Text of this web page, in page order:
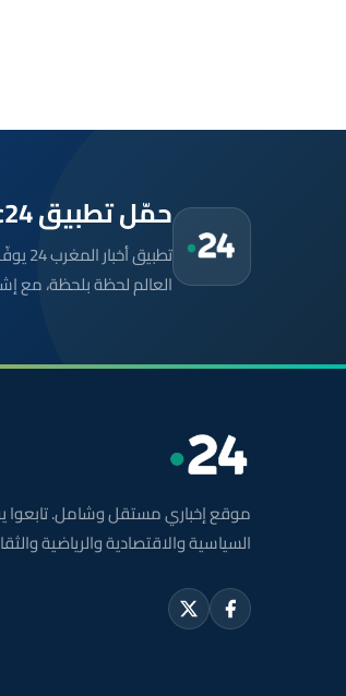
حمّل تطبيق Maroc24، أخبار المغرب تصلك أولاً
العالم لحظة بلحظة، مع
موقع إخباري مستقل وشامل. تابعوا
السياسية والاقتصادية والرياضية